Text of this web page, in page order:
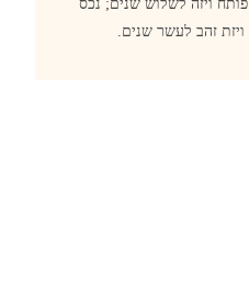
נכס בשווי 750 אלף AED פותח ויזה לשלוש שנים; נכס